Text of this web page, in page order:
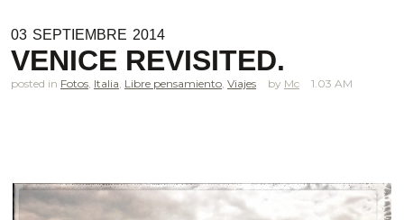
03 SEPTIEMBRE 2014
VENICE REVISITED.
posted in Fotos Italia Libre pensamiento Viajes Mc 1.03 AM